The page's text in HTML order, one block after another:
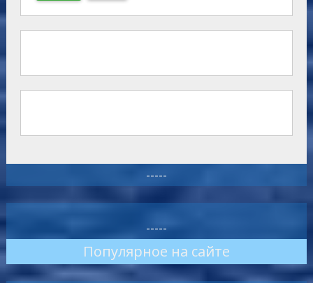
-----
-----
Популярное на сайте